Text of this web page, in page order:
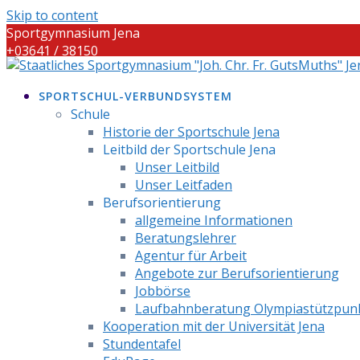
Skip to content
Sportgymnasium Jena
+03641 / 38150
info@sportgymnasium-jena.info
SPORTSCHUL-VERBUNDSYSTEM
Schule
Historie der Sportschule Jena
Leitbild der Sportschule Jena
Unser Leitbild
Unser Leitfaden
Berufsorientierung
allgemeine Informationen
Beratungslehrer
Agentur für Arbeit
Angebote zur Berufsorientierung
Jobbörse
Laufbahnberatung
Kooperation mit der Universität Jena
Stundentafel